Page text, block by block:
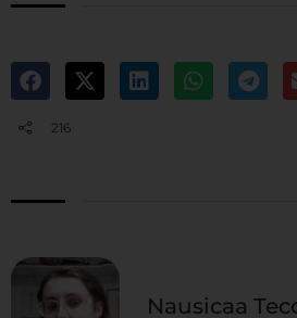
216
Nausicaa